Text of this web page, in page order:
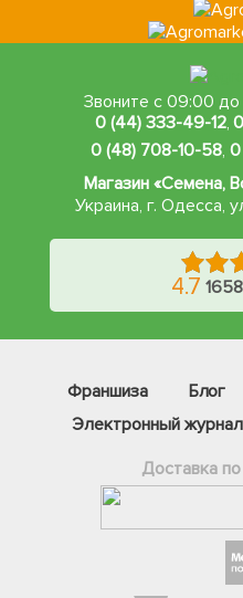
Звоните с 09:00
0 (44) 333-49-12,
0 (48) 708-10-58,
Магазин «Семена,
Украина, г. Одесса,
4.7
Франшиза Блог
Электронный журнал
Доставка